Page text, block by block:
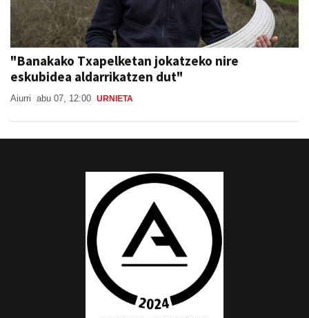
"Banakako Txapelketan jokatzeko nire
eskubidea aldarrikatzen dut"
Aiurri abu 07, 12:00 URNIETA